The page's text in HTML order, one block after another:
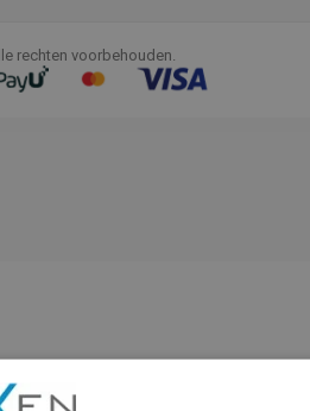
rechten voorbehouden.